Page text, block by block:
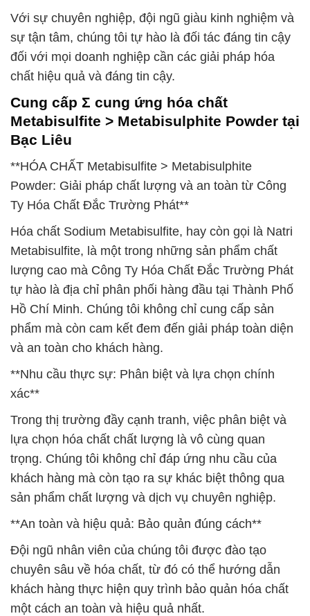
Với sự chuyên nghiệp, đội ngũ giàu kinh nghiệm và
sự tận tâm, chúng tôi tự hào là đối tác đáng tin cậy
đối với mọi doanh nghiệp cần các giải pháp hóa
chất hiệu quả và đáng tin cậy.
Cung cấp Σ cung ứng hóa chất
Metabisulfite > Metabisulphite Powder tại
Bạc Liêu
**HÓA CHẤT Metabisulfite > Metabisulphite
Powder: Giải pháp chất lượng và an toàn từ Công
Ty Hóa Chất Đắc Trường Phát**
Hóa chất Sodium Metabisulfite, hay còn gọi là Natri
Metabisulfite, là một trong những sản phẩm chất
lượng cao mà Công Ty Hóa Chất Đắc Trường Phát
tự hào là địa chỉ phân phối hàng đầu tại Thành Phố
Hồ Chí Minh. Chúng tôi không chỉ cung cấp sản
phẩm mà còn cam kết đem đến giải pháp toàn diện
và an toàn cho khách hàng.
**Nhu cầu thực sự: Phân biệt và lựa chọn chính
xác**
Trong thị trường đầy cạnh tranh, việc phân biệt và
lựa chọn hóa chất chất lượng là vô cùng quan
trọng. Chúng tôi không chỉ đáp ứng nhu cầu của
khách hàng mà còn tạo ra sự khác biệt thông qua
sản phẩm chất lượng và dịch vụ chuyên nghiệp.
**An toàn và hiệu quả: Bảo quản đúng cách**
Đội ngũ nhân viên của chúng tôi được đào tạo
chuyên sâu về hóa chất, từ đó có thể hướng dẫn
khách hàng thực hiện quy trình bảo quản hóa chất
một cách an toàn và hiệu quả nhất.